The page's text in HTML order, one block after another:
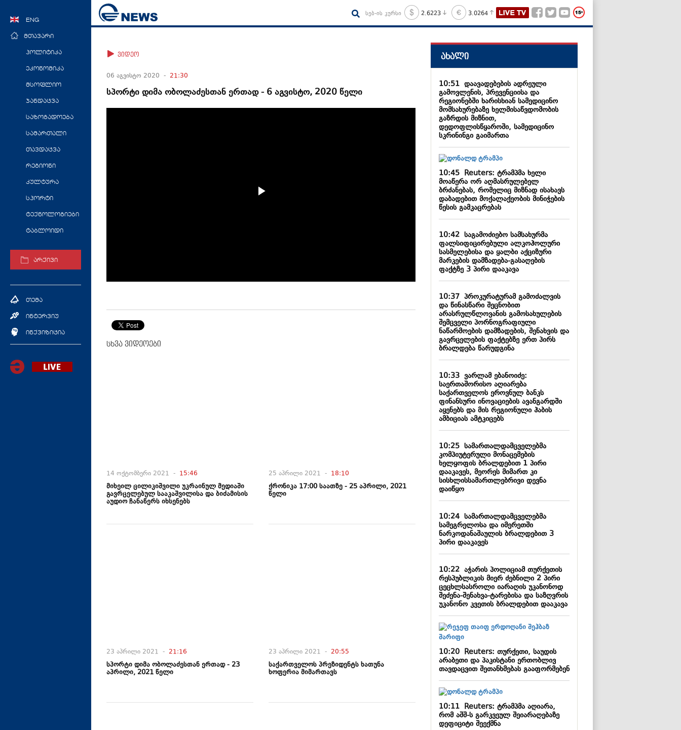
ENG
მთავარი
პოლიტიკა
ეკონომიკა
მსოფლიო
ჯანდაცვა
საზოგადოება
სამართალი
თავდაცვა
რეგიონი
კულტურა
სპორტი
ტექნოლოგიები
ტაბლოიდი
არქივი
თემა
ინტერვიუ
ინქვიზიცია
სებ-ის კურსი 2.6223 3.0264
ვიდეო
06 აგვისტო 2020 - 21:30
სპორტი დიმა ობოლაძესთან ერთად - 6 აგვისტო, 2020 წელი
სხვა ვიდეოები
14 ოქტომბერი 2021 - 15:46
მიხეილ ცილიკიშვილი უკრაინულ მედიაში
გავრცელებულ სააკაშვილისა და ბიძამისის
აუდიო ჩანაწერს იხსენებს
25 აპრილი 2021 - 18:10
ქრონიკა 17:00 საათზე - 25 აპრილი, 2021
წელი
23 აპრილი 2021 - 21:16
სპორტი დიმა ობოლაძესთან ერთად - 23
აპრილი, 2021 წელი
23 აპრილი 2021 - 20:55
საქართველოს პრეზიდენტს ხათუნა
ხოფერია მიმართავს
ახალი
10:51დაავადებების ადრეული
გამოვლენის, პრევენციისა და
რეგიონებში ხარისხიან სამედიცინო
მომსახურებაზე ხელმისაწვდომობის
გაზრდის მიზნით,
დედოფლისწყაროში, სამედიცინო
სკრინინგი გაიმართა
10:45Reuters: ტრამპმა ხელი
მოაწერა ორ აღმასრულებელ
ბრძანებას, რომელიც მიზნად ისახავს
დაბადებით მოქალაქეობის მინიჭების
წესის გამკაცრებას
10:42საგამოძიებო სამსახურმა
ფალსიფიცირებული ალკოჰოლური
სასმელებისა და ყალბი აქციზური
მარკების დამზადება-გასაღების
ფაქტზე 3 პირი დააკავა
10:37პროკურატურამ გამოძალვის
და წინასწარი შეცნობით
არასრულწლოვანის გამოსახულების
შემცველი პორნოგრაფიული
ნაწარმოების დამზადების, შენახვის და
გავრცელების ფაქტებზე ერთ პირს
ბრალდება წარუდგინა
10:33ვარლამ ებანოიძე:
საერთაშორისო აღიარება
საქართველოს ეროვნულ ბანკს
ფინანსური ინოვაციების ავანგარდში
აყენებს და მის რეგიონული ჰაბის
ამბიციას ამტკიცებს
10:25სამართალდამცველებმა
კომპიუტერული მონაცემების
ხელყოფის ბრალდებით 1 პირი
დააკავეს, მეორეს მიმართ კი
სისხლისსამართლებრივი დევნა
დაიწყო
10:24სამართალდამცველებმა
სამეგრელოსა და იმერეთში
ნარკოდანაშაულის ბრალდებით 3
პირი დააკავეს
10:22აჭარის პოლიციამ თურქეთის
რესპუბლიკის მიერ ძებნილი 2 პირი
ცეცხლსასროლი იარაღის უკანონოდ
შეძენა-შენახვა-ტარებისა და საზღვრის
უკანონო კვეთის ბრალდებით დააკავა
10:20Reuters: თურქეთი, საუდის
არაბეთი და პაკისტანი ერთობლივ
თავდაცვით შეთანხმებას გააფორმებენ
10:11Reuters: ტრამპმა აღიარა,
რომ აშშ-ს გარკვეულ შეიარაღებაზე
დეფიციტი შეექმნა